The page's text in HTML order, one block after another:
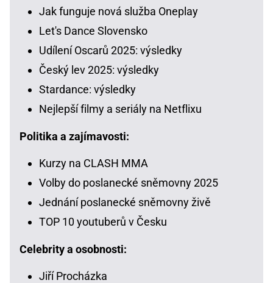
Jak funguje nová služba Oneplay
Let's Dance Slovensko
Udílení Oscarů 2025: výsledky
Český lev 2025: výsledky
Stardance: výsledky
Nejlepší filmy a seriály na Netflixu
Politika a zajímavosti:
Kurzy na CLASH MMA
Volby do poslanecké sněmovny 2025
Jednání poslanecké sněmovny živě
TOP 10 youtuberů v Česku
Celebrity a osobnosti:
Jiří Procházka